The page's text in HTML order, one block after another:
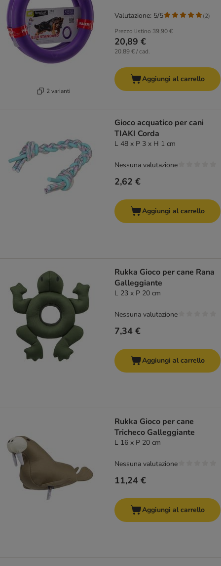
2 varianti
Prezzo listino 39,90 €
20,89 €
20,89 € / cad.
Valutazione: 5/5 (2)
Aggiungi al carrello
Gioco acquatico per cani
TIAKI Corda
L 48 x P 3 x H 1 cm
2,62 €
Nessuna valutazione
Aggiungi al carrello
Rukka Gioco per cane Rana
Galleggiante
L 23 x P 20 cm
7,34 €
Nessuna valutazione
Aggiungi al carrello
Rukka Gioco per cane
Tricheco Galleggiante
L 16 x P 20 cm
11,24 €
Nessuna valutazione
Aggiungi al carrello